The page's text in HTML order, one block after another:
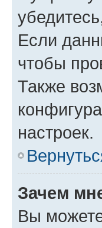
Если
чтобы
Также
настроек.
Зачем
Вы можете